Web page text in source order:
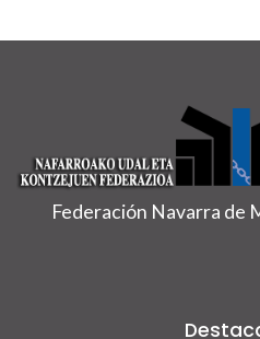
Federación Navarra de